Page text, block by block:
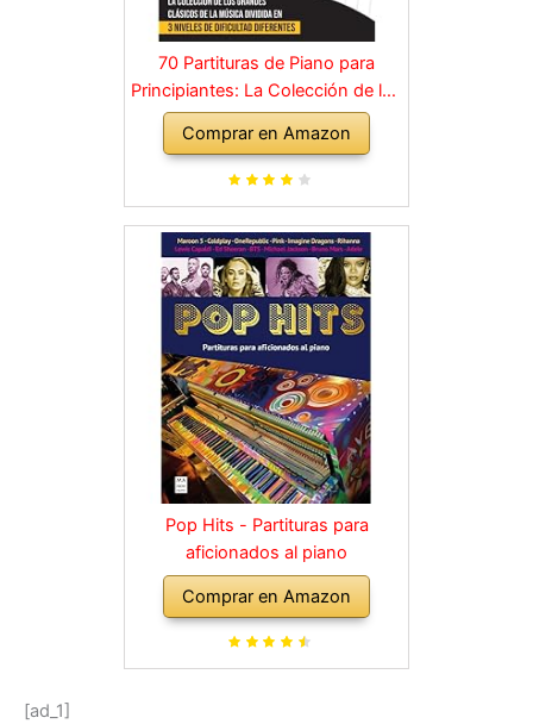
70 Partituras de Piano para
Principiantes: La Colección de los
Grandes Clásicos de la Música
dividida en 3 Niveles de dificultad
diferentes
Comprar en Amazon
Pop Hits - Partituras para
aficionados al piano
Comprar en Amazon
[ad_1]